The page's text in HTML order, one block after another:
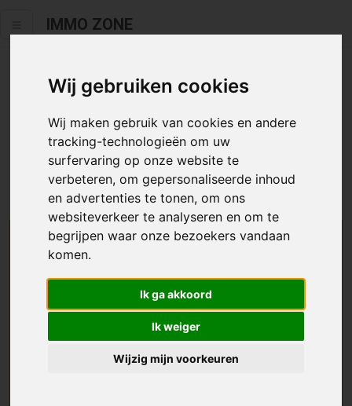
Wij gebruiken cookies
Wij maken gebruik van cookies en andere
tracking-technologieën om uw
surfervaring op onze website te
verbeteren, om gepersonaliseerde inhoud
en advertenties te tonen, om ons
websiteverkeer te analyseren en om te
begrijpen waar onze bezoekers vandaan
komen.
Ik ga akkoord
Ik weiger
Wijzig mijn voorkeuren
IMMO ZONE
Helaas staat dit zoekertje niet
meer online.
Neem zeker een kijkje in ons aanbod te koop
We helpen u graag zoeken
Maak hier een zoekprofiel aan en we houden u op
de hoogte van passend aanbod.